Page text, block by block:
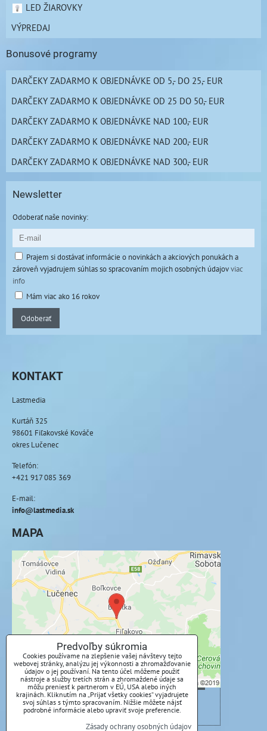
LED ŽIAROVKY
VÝPREDAJ
Bonusové programy
DARČEKY ZADARMO K OBJEDNÁVKE OD 5,- DO 25,- EUR
DARČEKY ZADARMO K OBJEDNÁVKE OD 25 DO 50,- EUR
DARČEKY ZADARMO K OBJEDNÁVKE NAD 100,- EUR
DARČEKY ZADARMO K OBJEDNÁVKE NAD 200,- EUR
DARČEKY ZADARMO K OBJEDNÁVKE NAD 300,- EUR
Newsletter
Odoberať naše novinky:
Prajem si dostávať informácie o novinkách a akciových ponukách a
zároveň vyjadrujem súhlas so spracovaním mojich osobných údajovviac
info
Mám viac ako 16 rokov
Odoberať
KONTAKT
Lastmedia
Kurtáň 325
98601 Fiľakovské Kováče
okres Lučenec
Telefón:
+421 917 085 369
E-mail:
info@lastmedia.sk
MAPA
Externý obsah je blokovaný Voľbami
súkromia
Prajete si načítať externý obsah?
Povoliť tentokrát
Povoliť a zapamätať - súhlas s druhom cookie:
Funkčné
Otvoriť obsah v novom okne
Predvoľby súkromia
Cookies používame na zlepšenie vašej návštevy tejto
webovej stránky, analýzu jej výkonnosti a zhromažďovanie
údajov o jej používaní. Na tento účel môžeme použiť
nástroje a služby tretích strán a zhromaždené údaje sa
môžu preniesť k partnerom v EÚ, USA alebo iných
krajinách. Kliknutím na „Prijať všetky cookies“ vyjadrujete
svoj súhlas s týmto spracovaním. Nižšie môžete nájsť
podrobné informácie alebo upraviť svoje preferencie.
Zásady ochrany osobných údajov